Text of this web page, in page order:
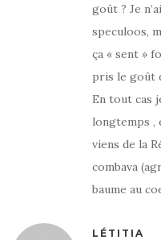
goût ? Je
speculoos,
ça « sent »
pris le goût
En tout cas
longtemps ,
viens de la
combava
baume au
LÉTITIA